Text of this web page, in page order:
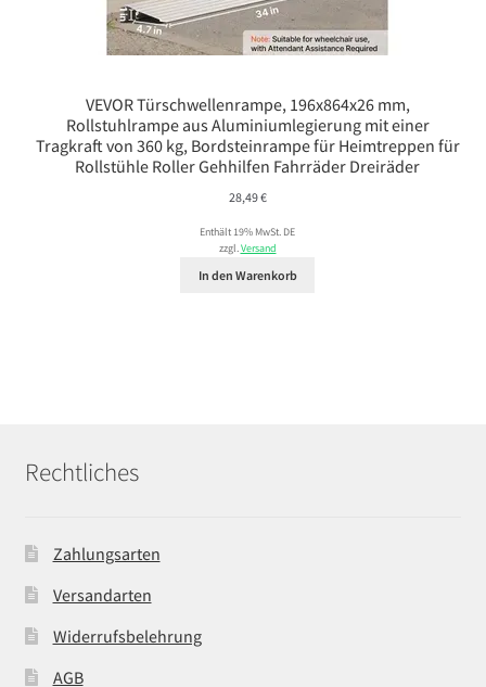
VEVOR Türschwellenrampe, 196x864x26 mm,
Rollstuhlrampe aus Aluminiumlegierung mit einer
Tragkraft von 360 kg, Bordsteinrampe für Heimtreppen für
Rollstühle Roller Gehhilfen Fahrräder Dreiräder
28,49€
Enthält 19% MwSt. DE
zzgl.Versand
In den Warenkorb
Rechtliches
Zahlungsarten
Versandarten
Widerrufsbelehrung
AGB